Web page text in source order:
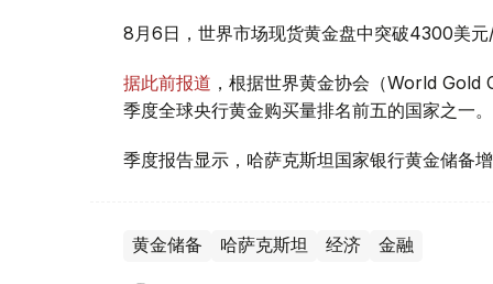
8月6日，世界市场现货黄金盘中突破4300美元
据此前报道 ，根据世界黄金协会（World
季度全球央行黄金购买量排名前五的国家之一。
季度报告显示，哈萨克斯坦国家银行黄金储备增
黄金储备 哈萨克斯坦 经济 金融